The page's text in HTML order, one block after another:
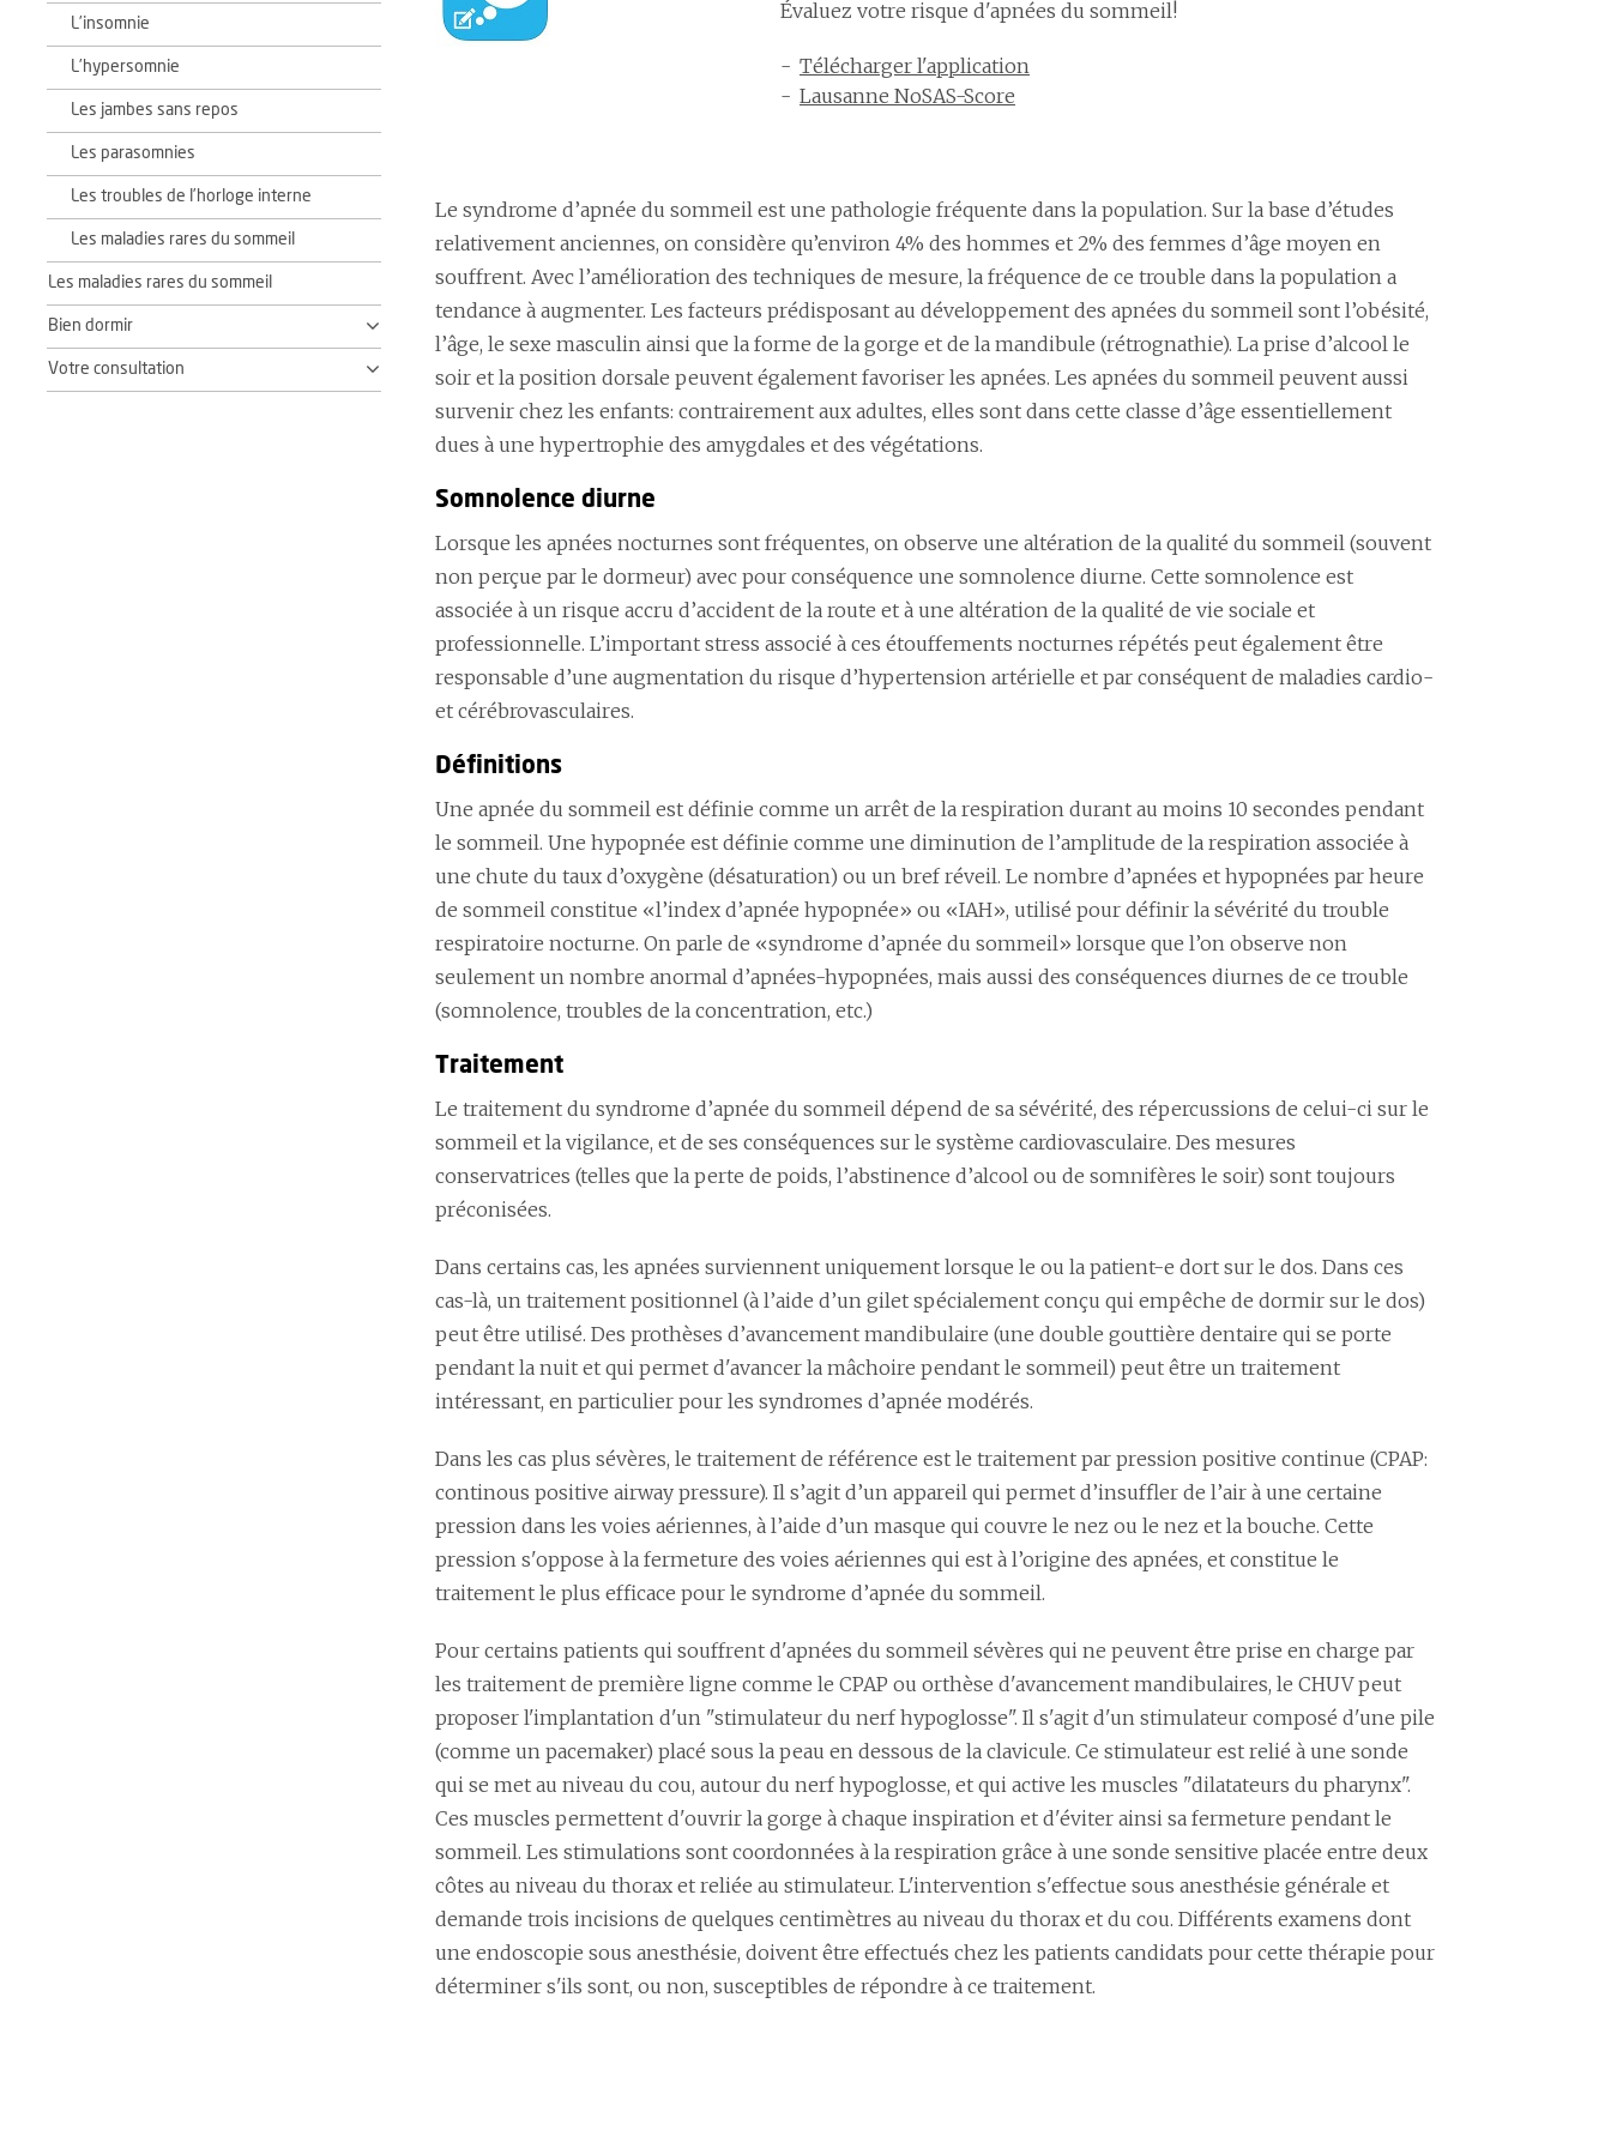
L’insomnie
L’hypersomnie
Les jambes sans repos
Les parasomnies
Les troubles de l’horloge interne
Les maladies rares du sommeil
Les maladies rares du sommeil
Bien dormir
Votre consultation
Évaluez votre risque d'apnées du sommeil!
Télécharger l'application
Lausanne NoSAS-Score
Le syndrome d’apnée du sommeil est une pathologie fréquente dans la population. Sur la base d’études
relativement anciennes, on considère qu’environ 4% des hommes et 2% des femmes d’âge moyen en
souffrent. Avec l’amélioration des techniques de mesure, la fréquence de ce trouble dans la population a
tendance à augmenter. Les facteurs prédisposant au développement des apnées du sommeil sont l’obésité,
l’âge, le sexe masculin ainsi que la forme de la gorge et de la mandibule (rétrognathie). La prise d’alcool le
soir et la position dorsale peuvent également favoriser les apnées. Les apnées du sommeil peuvent aussi
survenir chez les enfants: contrairement aux adultes, elles sont dans cette classe d’âge essentiellement
dues à une hypertrophie des amygdales et des végétations.
Somnolence diurne
Lorsque les apnées nocturnes sont fréquentes, on observe une altération de la qualité du sommeil (souvent
non perçue par le dormeur) avec pour conséquence une somnolence diurne. Cette somnolence est
associée à un risque accru d’accident de la route et à une altération de la qualité de vie sociale et
professionnelle. L’important stress associé à ces étouffements nocturnes répétés peut également être
responsable d’une augmentation du risque d’hypertension artérielle et par conséquent de maladies cardio-
et cérébrovasculaires.
Définitions
Une apnée du sommeil est définie comme un arrêt de la respiration durant au moins 10 secondes pendant
le sommeil. Une hypopnée est définie comme une diminution de l’amplitude de la respiration associée à
une chute du taux d’oxygène (désaturation) ou un bref réveil. Le nombre d’apnées et hypopnées par heure
de sommeil constitue «l’index d’apnée hypopnée» ou «IAH», utilisé pour définir la sévérité du trouble
respiratoire nocturne. On parle de «syndrome d’apnée du sommeil» lorsque que l’on observe non
seulement un nombre anormal d’apnées-hypopnées, mais aussi des conséquences diurnes de ce trouble
(somnolence, troubles de la concentration, etc.)
Traitement
Le traitement du syndrome d’apnée du sommeil dépend de sa sévérité, des répercussions de celui-ci sur le
sommeil et la vigilance, et de ses conséquences sur le système cardiovasculaire. Des mesures
conservatrices (telles que la perte de poids, l’abstinence d’alcool ou de somnifères le soir) sont toujours
préconisées.
Dans certains cas, les apnées surviennent uniquement lorsque le ou la patient-e dort sur le dos. Dans ces
cas-là, un traitement positionnel (à l’aide d’un gilet spécialement conçu qui empêche de dormir sur le dos)
peut être utilisé. Des prothèses d’avancement mandibulaire (une double gouttière dentaire qui se porte
pendant la nuit et qui permet d'avancer la mâchoire pendant le sommeil) peut être un traitement
intéressant, en particulier pour les syndromes d’apnée modérés.
Dans les cas plus sévères, le traitement de référence est le traitement par pression positive continue (CPAP:
continous positive airway pressure). Il s’agit d’un appareil qui permet d’insuffler de l’air à une certaine
pression dans les voies aériennes, à l’aide d’un masque qui couvre le nez ou le nez et la bouche. Cette
pression s'oppose à la fermeture des voies aériennes qui est à l’origine des apnées, et constitue le
traitement le plus efficace pour le syndrome d’apnée du sommeil.
Pour certains patients qui souffrent d'apnées du sommeil sévères qui ne peuvent être prise en charge par
les traitement de première ligne comme le CPAP ou orthèse d'avancement mandibulaires, le CHUV peut
proposer l'implantation d'un "stimulateur du nerf hypoglosse". Il s'agit d'un stimulateur composé d'une pile
(comme un pacemaker) placé sous la peau en dessous de la clavicule. Ce stimulateur est relié à une sonde
qui se met au niveau du cou, autour du nerf hypoglosse, et qui active les muscles "dilatateurs du pharynx".
Ces muscles permettent d'ouvrir la gorge à chaque inspiration et d'éviter ainsi sa fermeture pendant le
sommeil. Les stimulations sont coordonnées à la respiration grâce à une sonde sensitive placée entre deux
côtes au niveau du thorax et reliée au stimulateur. L'intervention s'effectue sous anesthésie générale et
demande trois incisions de quelques centimètres au niveau du thorax et du cou. Différents examens dont
une endoscopie sous anesthésie, doivent être effectués chez les patients candidats pour cette thérapie pour
déterminer s'ils sont, ou non, susceptibles de répondre à ce traitement.